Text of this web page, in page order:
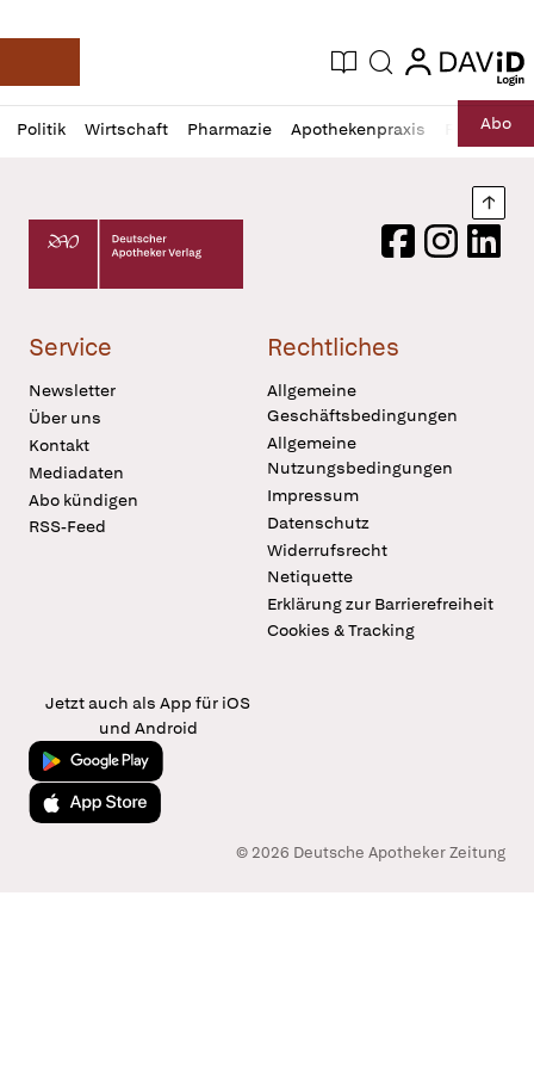
Deutsche Apotheker Zeitung
Aktuelle Ausgabe
Suche login
login
Politik Wirtschaft Pharmazie Apothekenpraxis RechtAbo
Profil
öffnen
Daz
Pur
Deutscher Apotheker Verlag Logo
FacebookInstagram
Service
Newsletter
Über uns
Kontakt
Mediadaten
Abo kündigen
RSS-Feed
Rechtliches
Allgemeine
Geschäftsbedingungen
Allgemeine
Nutzungsbedingungen
Impressum
Datenschutz
Widerrufsrecht
Netiquette
Erklärung zur Barrierefreiheit
Cookies & Tracking
Jetzt auch als App für iOS
und Android
Jetzt bei Google Play
Laden im App Store
© 2026 Deutsche Apotheker Zeitung